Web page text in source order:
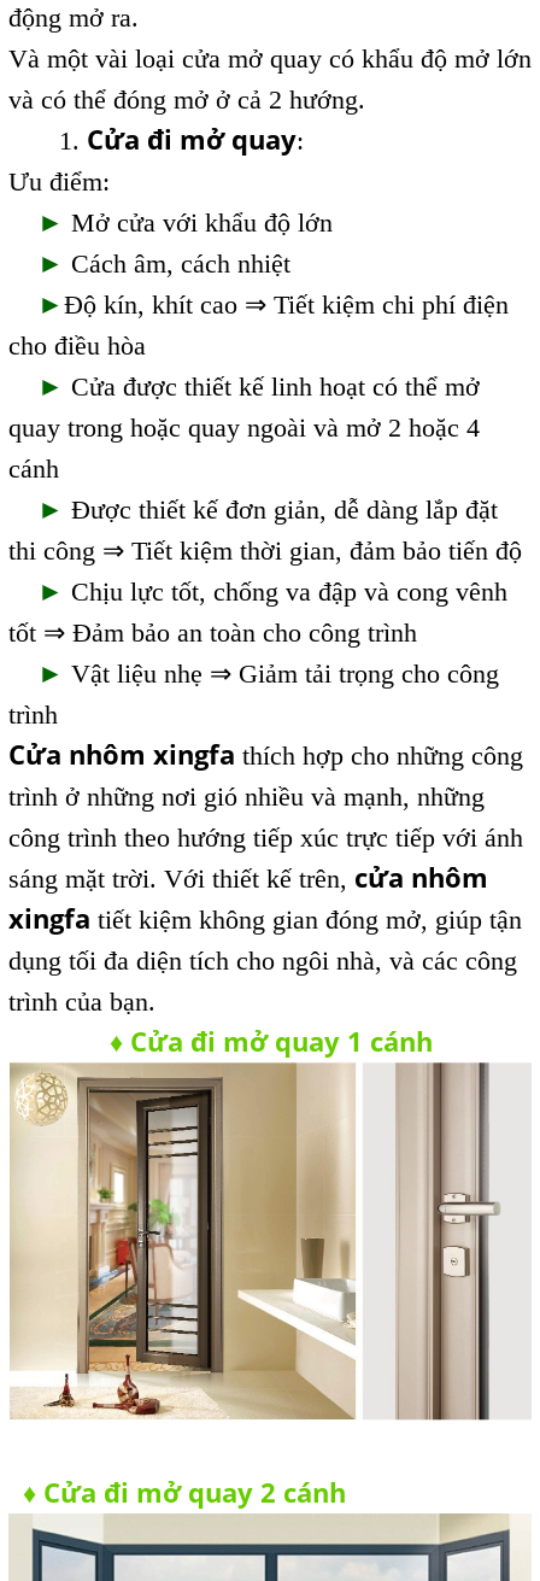
động mở ra.
Và một vài loại cửa mở quay có khẩu độ mở lớn
và có thể đóng mở ở cả 2 hướng.
1. Cửa đi mở quay:
Ưu điểm:
► Mở cửa với khẩu độ lớn
► Cách âm, cách nhiệt
►Độ kín, khít cao ⇒ Tiết kiệm chi phí điện
cho điều hòa
► Cửa được thiết kế linh hoạt có thể mở
quay trong hoặc quay ngoài và mở 2 hoặc 4
cánh
► Được thiết kế đơn giản, dễ dàng lắp đặt
thi công ⇒ Tiết kiệm thời gian, đảm bảo tiến độ
► Chịu lực tốt, chống va đập và cong vênh
tốt ⇒ Đảm bảo an toàn cho công trình
► Vật liệu nhẹ ⇒ Giảm tải trọng cho công
trình
Cửa nhôm xingfa thích hợp cho những công
trình ở những nơi gió nhiều và mạnh, những
công trình theo hướng tiếp xúc trực tiếp với ánh
sáng mặt trời. Với thiết kế trên, cửa nhôm
xingfa tiết kiệm không gian đóng mở, giúp tận
dụng tối đa diện tích cho ngôi nhà, và các công
trình của bạn.
♦ Cửa đi mở quay 1 cánh
♦ Cửa đi mở quay 2 cánh